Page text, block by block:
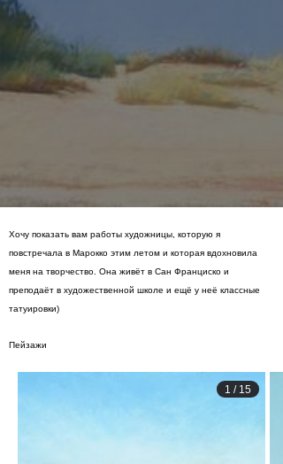
Хочу показать вам работы художницы, которую я
повстречала в Марокко этим летом и которая вдохновила
меня на творчество. Она живёт в Сан Франциско и
преподаёт в художественной школе и ещё у неё классные
татуировки)
Пейзажи
1 / 15